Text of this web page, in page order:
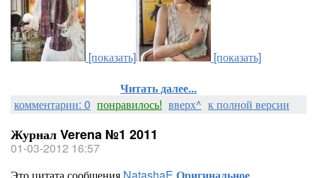
[показать]
[показать]
Читать далее...
комментарии: 0 понравилось! вверх^ к полной версии
Журнал Verena №1 2011
01-03-2012 16:57